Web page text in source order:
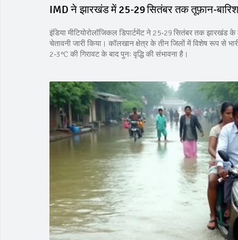
IMD ने झारखंड में 25‑29 सितंबर तक तूफ़ान‑बारिश
इंडिया मीटियोरोलॉजिकल डिपार्टमेंट ने 25‑29 सितंबर तक
चेतावनी जारी किया। कॉलखान क्षेत्र के तीन जिलों में विशेष रूप से
2‑3°C की गिरावट के बाद पुनः वृद्धि की संभावना है।